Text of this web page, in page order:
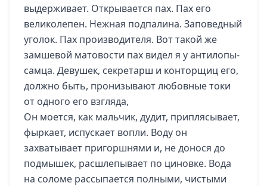
выдерживает. Открывается пах. Пах его
великолепен. Нежная подпалина. Заповедный
уголок. Пах производителя. Вот такой же
замшевой матовости пах видел я у антилопы-
самца. Девушек, секретарш и конторщиц его,
должно быть, пронизывают любовные токи
от одного его взгляда,
Он моется, как мальчик, дудит, приплясывает,
фыркает, испускает вопли. Воду он
захватывает пригоршнями и, не донося до
подмышек, расшлепывает по циновке. Вода
на соломе рассыпается полными, чистыми